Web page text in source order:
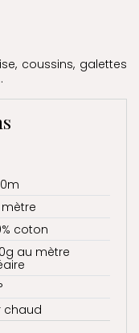
coussins, galettes
mètre
coton
au mètre
chaud